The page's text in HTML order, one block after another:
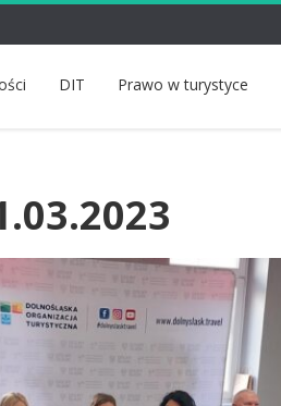
DIT Prawo w turystyce